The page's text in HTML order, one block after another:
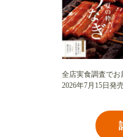
全店実食調査でお
2026年7月15日発